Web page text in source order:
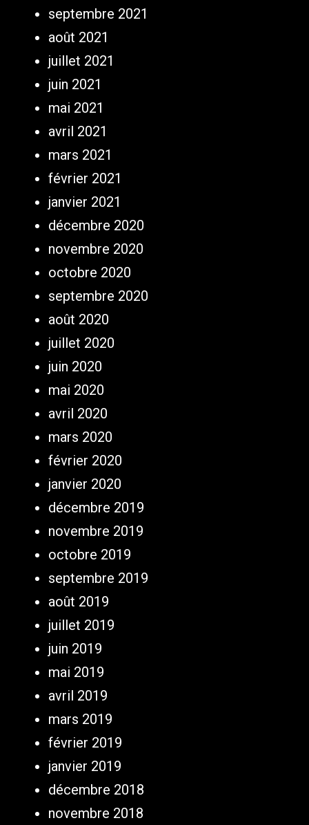
septembre 2021
août 2021
juillet 2021
juin 2021
mai 2021
avril 2021
mars 2021
février 2021
janvier 2021
décembre 2020
novembre 2020
octobre 2020
septembre 2020
août 2020
juillet 2020
juin 2020
mai 2020
avril 2020
mars 2020
février 2020
janvier 2020
décembre 2019
novembre 2019
octobre 2019
septembre 2019
août 2019
juillet 2019
juin 2019
mai 2019
avril 2019
mars 2019
février 2019
janvier 2019
décembre 2018
novembre 2018